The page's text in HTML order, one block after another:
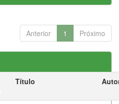
Anterior 1 Próximo
Título